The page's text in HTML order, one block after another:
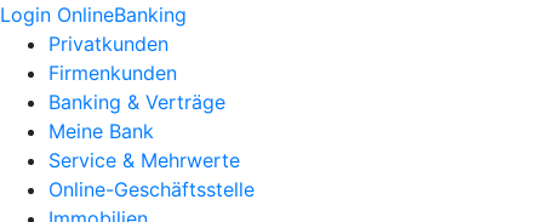
Login OnlineBanking
Privatkunden
Firmenkunden
Banking & Verträge
Meine Bank
Service & Mehrwerte
Online-Geschäftsstelle